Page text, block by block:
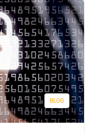
BLOG